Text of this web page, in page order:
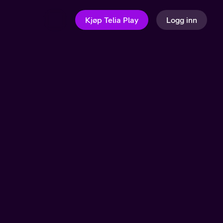
Kjøp Telia Play Logg inn